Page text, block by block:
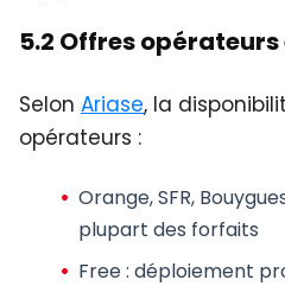
5.2 Offres opérateurs
Selon Ariase, la
opérateurs :
Orange, SFR,
plupart des forfaits
Free: déploiement